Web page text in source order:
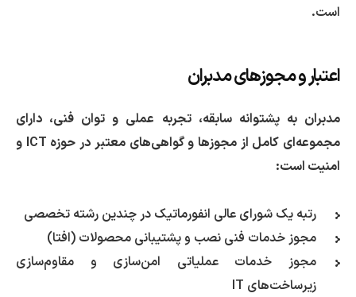
است.
اعتبار و مجوزهای مدبران
مدبران به پشتوانه سابقه، تجربه عملی و توان فنی، دارای
مجموعه‌ای کامل از مجوزها و گواهی‌های معتبر در حوزه ICT و
امنیت است:
رتبه یک شورای عالی انفورماتیک در چندین رشته تخصصی
مجوز خدمات فنی نصب و پشتیبانی محصولات (افتا)
مجوز خدمات عملیاتی امن‌سازی و مقاوم‌سازی
زیرساخت‌های IT